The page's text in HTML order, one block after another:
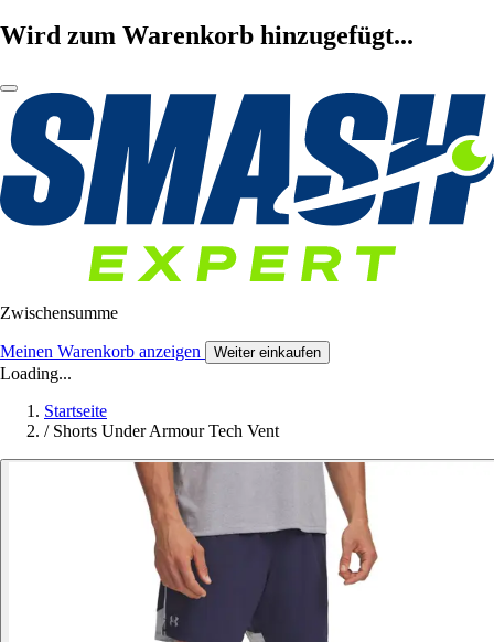
Wird zum Warenkorb hinzugefügt...
Zwischensumme
Meinen Warenkorb anzeigen Weiter einkaufen
Loading...
Startseite
/ Shorts Under Armour Tech Vent